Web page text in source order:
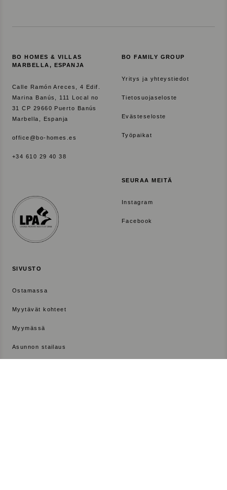
BO HOMES & VILLAS
MARBELLA, ESPANJA
Calle Ramón Areces, 4 Edif.
Marina Banús, 111 Local no
31 CP 29660 Puerto Banús
Marbella, Espanja
office@bo-homes.es
+34 610 29 40 38
BO FAMILY GROUP
Yritys ja yhteystiedot
Tietosuojaseloste
Evästeseloste
Työpaikat
SEURAA MEITÄ
Instagram
Facebook
SIVUSTO
Ostamassa
Myytävät kohteet
Myymässä
Asunnon stailaus